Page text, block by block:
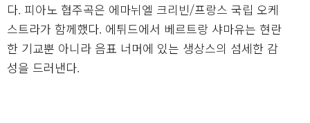
다. 피아노 협주곡은 에마뉘엘 크리빈/프랑스 국립 오케
스트라가 함께했다. 에튀드에서 베르트랑 샤마유는 현란
한 기교뿐 아니라 음표 너머에 있는 생상스의 섬세한 감
성을 드러낸다.